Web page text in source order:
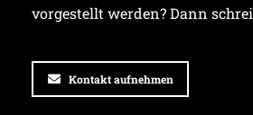
vorgestellt werden? Dann
Kontakt aufnehmen